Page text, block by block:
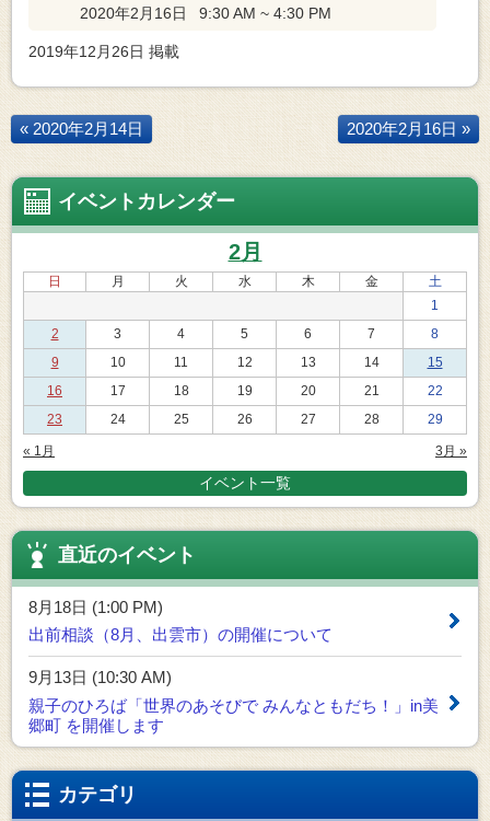
2020年2月16日
9:30 AM ~ 4:30 PM
2019年12月26日 掲載
« 2020年2月14日 2020年2月16日 »
イベントカレンダー
2月
日 月 火 水 木 金
土
1
2
3 4 5 6 7
8
9
10 11 12 13 14
15
16
17 18 19 20 21
22
23
24 25 26 27 28 29
« 1月 3月 »
イベント一覧
直近のイベント
8月18日 (1:00 PM)
出前相談（8月、出雲市）の開催について
9月13日 (10:30 AM)
親子のひろば「世界のあそびで みんなともだち！」in美
郷町 を開催します
カテゴリ